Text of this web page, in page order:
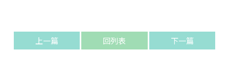
上一篇 回列表 下一篇